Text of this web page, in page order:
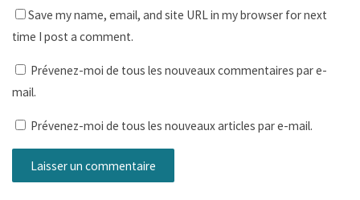
Save my name, email, and site URL in my browser for next
time I post a comment.
Prévenez-moi de tous les nouveaux commentaires par e-
mail.
Prévenez-moi de tous les nouveaux articles par e-mail.